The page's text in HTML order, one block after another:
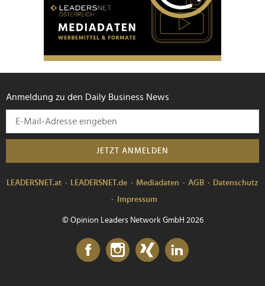
Anmeldung zu den Daily Business News
JETZT ANMELDEN
LEADERSNET.at LEADERSNET.de Mediadaten AGB
Datenschutz
Impressum
© Opinion Leaders Network GmbH 2026